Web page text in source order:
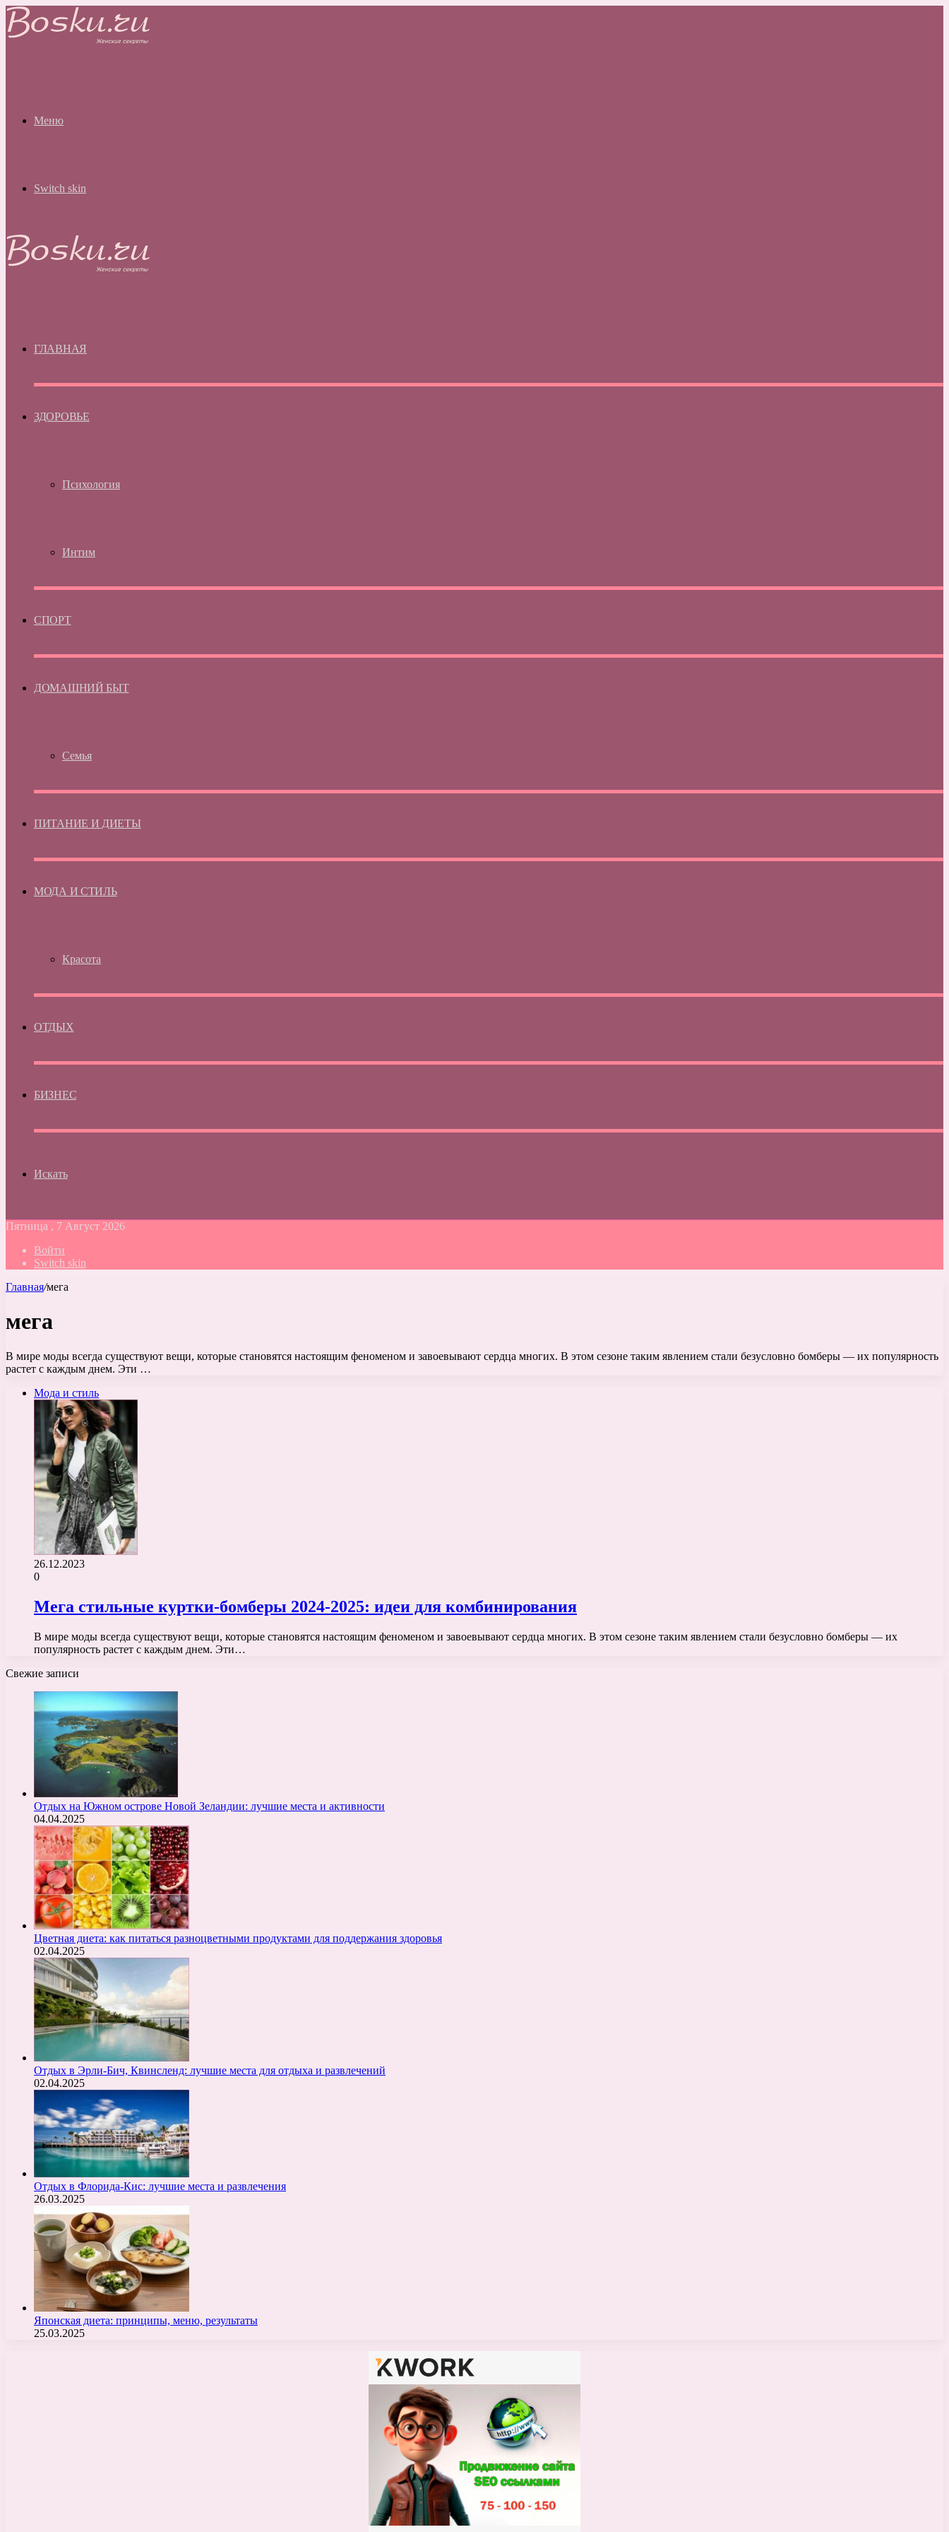
Меню
Switch skin
ГЛАВНАЯ
ЗДОРОВЬЕ
Психология
Интим
СПОРТ
ДОМАШНИЙ БЫТ
Семья
ПИТАНИЕ И ДИЕТЫ
МОДА И СТИЛЬ
Красота
ОТДЫХ
БИЗНЕС
Искать
Пятница , 7 Август 2026
Войти
Switch skin
Главная/мега
мега
В мире моды всегда существуют вещи, которые становятся настоящим феноменом и завоевывают сердца многих. В этом сезоне таким явлением стали безусловно бомберы — их популярность
растет с каждым днем. Эти …
Мода и стиль
26.12.2023
0
Мега стильные куртки-бомберы 2024-2025: идеи для комбинирования
В мире моды всегда существуют вещи, которые становятся настоящим феноменом и завоевывают сердца многих. В этом сезоне таким явлением стали безусловно бомберы — их
популярность растет с каждым днем. Эти…
Свежие записи
Отдых на Южном острове Новой Зеландии: лучшие места и активности
04.04.2025
Цветная диета: как питаться разноцветными продуктами для поддержания здоровья
02.04.2025
Отдых в Эрли-Бич, Квинсленд: лучшие места для отдыха и развлечений
02.04.2025
Отдых в Флорида-Кис: лучшие места и развлечения
26.03.2025
Японская диета: принципы, меню, результаты
25.03.2025